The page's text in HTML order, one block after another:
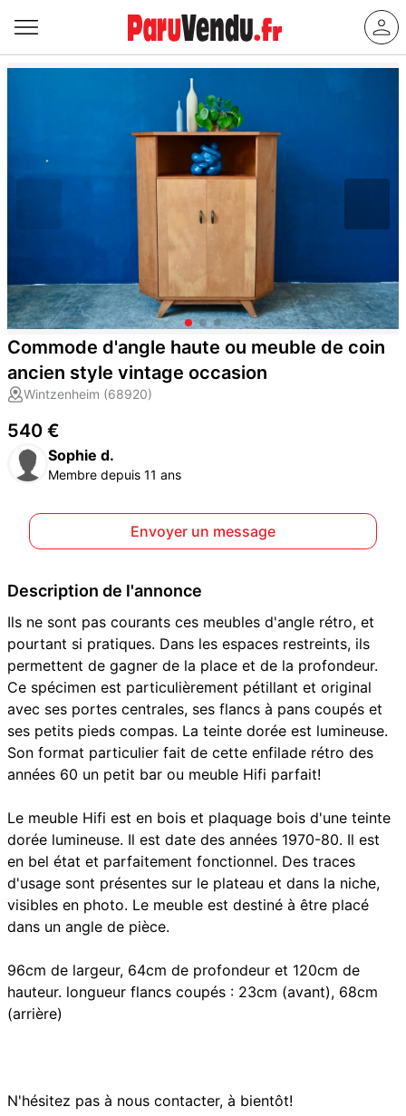
Commode d'angle haute ou meuble de coin
ancien style vintage occasion
Wintzenheim (68920)
540 €
Sophie d.
Membre depuis 11 ans
Envoyer un message
Description de l'annonce
Ils ne sont pas courants ces meubles d'angle rétro, et
pourtant si pratiques. Dans les espaces restreints, ils
permettent de gagner de la place et de la profondeur.
Ce spécimen est particulièrement pétillant et original
avec ses portes centrales, ses flancs à pans coupés et
ses petits pieds compas. La teinte dorée est lumineuse.
Son format particulier fait de cette enfilade rétro des
années 60 un petit bar ou meuble Hifi parfait!
Le meuble Hifi est en bois et plaquage bois d'une teinte
dorée lumineuse. Il est date des années 1970-80. Il est
en bel état et parfaitement fonctionnel. Des traces
d'usage sont présentes sur le plateau et dans la niche,
visibles en photo. Le meuble est destiné à être placé
dans un angle de pièce.
96cm de largeur, 64cm de profondeur et 120cm de
hauteur. longueur flancs coupés : 23cm (avant), 68cm
(arrière)
N'hésitez pas à nous contacter, à bientôt!